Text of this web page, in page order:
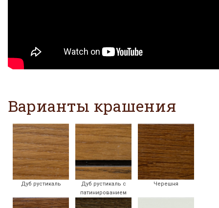
Варианты крашения
Дуб рустикаль
Дуб рустикаль с
патинированием
Черешня